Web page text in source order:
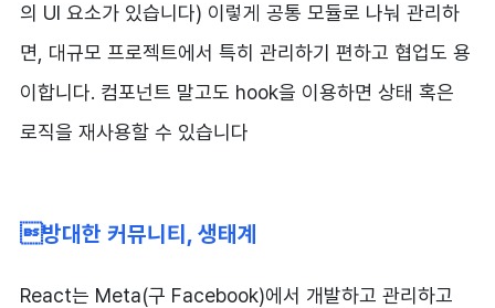
의 UI 요소가 있습니다) 이렇게 공통 모듈로 나눠 관리하
면, 대규모 프로젝트에서 특히 관리하기 편하고 협업도 용
이합니다. 컴포넌트 말고도 hook을 이용하면 상태 혹은
로직을 재사용할 수 있습니다
방대한 커뮤니티, 생태계
React는 Meta(구 Facebook)에서 개발하고 관리하고